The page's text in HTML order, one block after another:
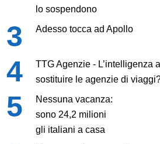
lo sospendono
Adesso tocca ad Apollo
TTG Agenzie - L’intelligenza
sostituire le agenzie di
Nessuna vacanza:
sono 24,2 milioni
gli italiani a casa